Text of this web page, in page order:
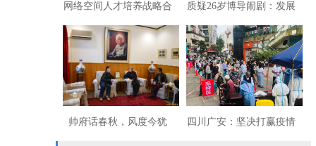
网络空间人才培养战略合
作协议签约仪式在西华大
学举行
质疑26岁博导闹剧：发展
马克思主义要解决时代困
境
帅府话春秋，风度今犹 四川广安：坚决打赢疫情